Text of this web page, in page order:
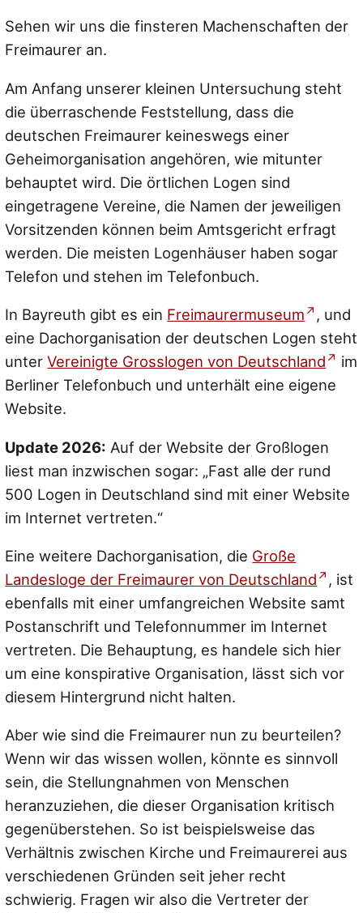
Sehen wir uns die finsteren Machenschaften der
Freimaurer an.
Am Anfang unserer kleinen Untersuchung steht
die überraschende Feststellung, dass die
deutschen Freimaurer keineswegs einer
Geheimorganisation angehören, wie mitunter
behauptet wird. Die örtlichen Logen sind
eingetragene Vereine, die Namen der jeweiligen
Vorsitzenden können beim Amtsgericht erfragt
werden. Die meisten Logenhäuser haben sogar
Telefon und stehen im Telefonbuch.
In Bayreuth gibt es ein Freimaurermuseum
, und
eine Dachorganisation der deutschen Logen steht
unterVereinigte Grosslogen von Deutschland
im
Berliner Telefonbuch und unterhält eine eigene
Website.
Update 2026: Auf der Website der Großlogen
liest man inzwischen sogar: „Fast alle der rund
500 Logen in Deutschland sind mit einer Website
im Internet vertreten.“
Eine weitere Dachorganisation, die Große
Landesloge der Freimaurer von Deutschland
, ist
ebenfalls mit einer umfangreichen Website samt
Postanschrift und Telefonnummer im Internet
vertreten. Die Behauptung, es handele sich hier
um eine konspirative Organisation, lässt sich vor
diesem Hintergrund nicht halten.
Aber wie sind die Freimaurer nun zu beurteilen?
Wenn wir das wissen wollen, könnte es sinnvoll
sein, die Stellungnahmen von Menschen
heranzuziehen, die dieser Organisation kritisch
gegenüberstehen. So ist beispielsweise das
Verhältnis zwischen Kirche und Freimaurerei aus
verschiedenen Gründen seit jeher recht
schwierig. Fragen wir also die Vertreter der